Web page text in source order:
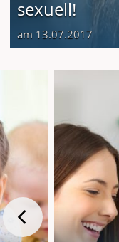
sexuell!
am 13.07.2017